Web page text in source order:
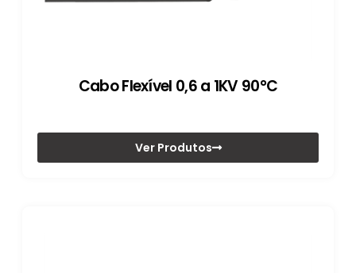
Cabo Flexível 0,6 a 1KV 90°C
Ver Produtos